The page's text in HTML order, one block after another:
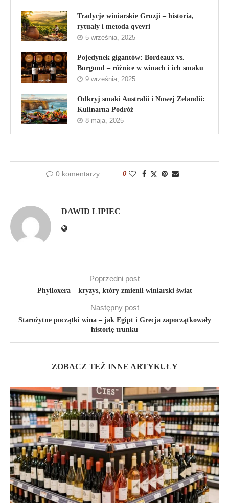
Tradycje winiarskie Gruzji – historia,
rytuały i metoda qvevri
5 września, 2025
Pojedynek gigantów: Bordeaux vs.
Burgund – różnice w winach i ich smaku
9 września, 2025
Odkryj smaki Australii i Nowej Zelandii:
Kulinarna Podróż
8 maja, 2025
0 komentarzy 0
DAWID LIPIEC
Poprzedni post
Phylloxera – kryzys, który zmienił winiarski świat
Następny post
Starożytne początki wina – jak Egipt i Grecja zapoczątkowały
historię trunku
ZOBACZ TEŻ INNE ARTYKUŁY